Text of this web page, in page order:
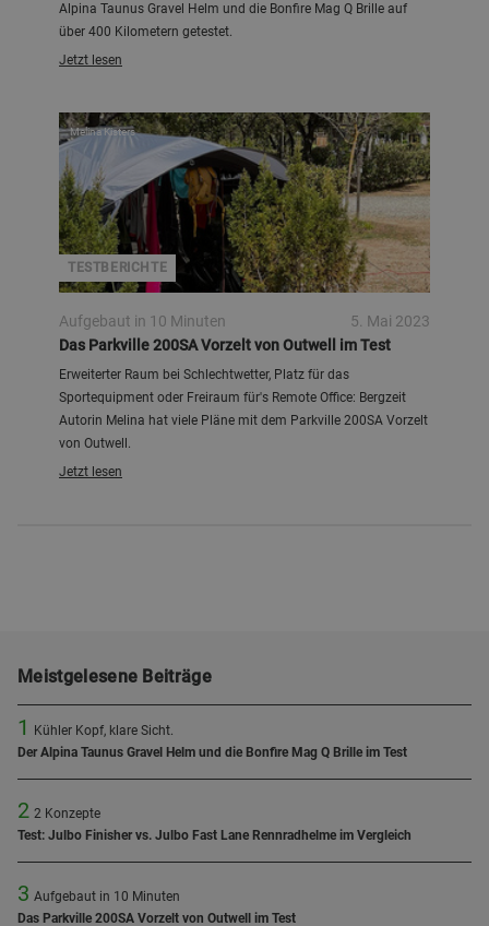
Alpina Taunus Gravel Helm und die Bonfire Mag Q Brille auf
über 400 Kilometern getestet.
Jetzt lesen
TESTBERICHTE
Melina Kisters
Aufgebaut in 10 Minuten
5. Mai 2023
Das Parkville 200SA Vorzelt von Outwell im Test
Erweiterter Raum bei Schlechtwetter, Platz für das
Sportequipment oder Freiraum für's Remote Office: Bergzeit
Autorin Melina hat viele Pläne mit dem Parkville 200SA Vorzelt
von Outwell.
Jetzt lesen
Meistgelesene Beiträge
1
Kühler Kopf, klare Sicht.
Der Alpina Taunus Gravel Helm und die Bonfire Mag Q Brille im Test
2 2 Konzepte
Test: Julbo Finisher vs. Julbo Fast Lane Rennradhelme im Vergleich
3 Aufgebaut in 10 Minuten
Das Parkville 200SA Vorzelt von Outwell im Test